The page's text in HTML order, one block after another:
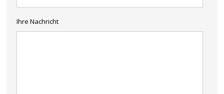
Ihre Nachricht